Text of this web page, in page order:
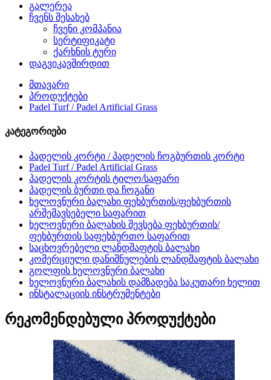
გალერეა
ჩვენს შესახებ
ჩვენი კომპანია
სერტიფიკატი
ქარხნის ტური
დაგვიკავშირდით
მთავარი
პროდუქტები
Padel Turf / Padel Artificial Grass
კატეგორიები
პადელის კორტი / პადელის ჩოგბურთის კორტი
Padel Turf / Padel Artificial Grass
პადელის კორტის ტილო/საფარი
პადელის ბურთი და ჩოგანი
ხელოვნური ბალახი ფეხბურთის/ფეხბურთის
არშემავსებელი საფარით
ხელოვნური ბალახის შევსება ფეხბურთის/
ფეხბურთის საფეხბურთო საფარით
საცხოვრებელი ლანდშაფტის ბალახი
კომერციული დანიშნულების ლანდშაფტის ბალახი
გოლფის ხელოვნური ბალახი
ხელოვნური ბალახის დამზადება საკუთარი ხელით
ინსტალაციის ინსტრუმენტები
რეკომენდებული პროდუქტები